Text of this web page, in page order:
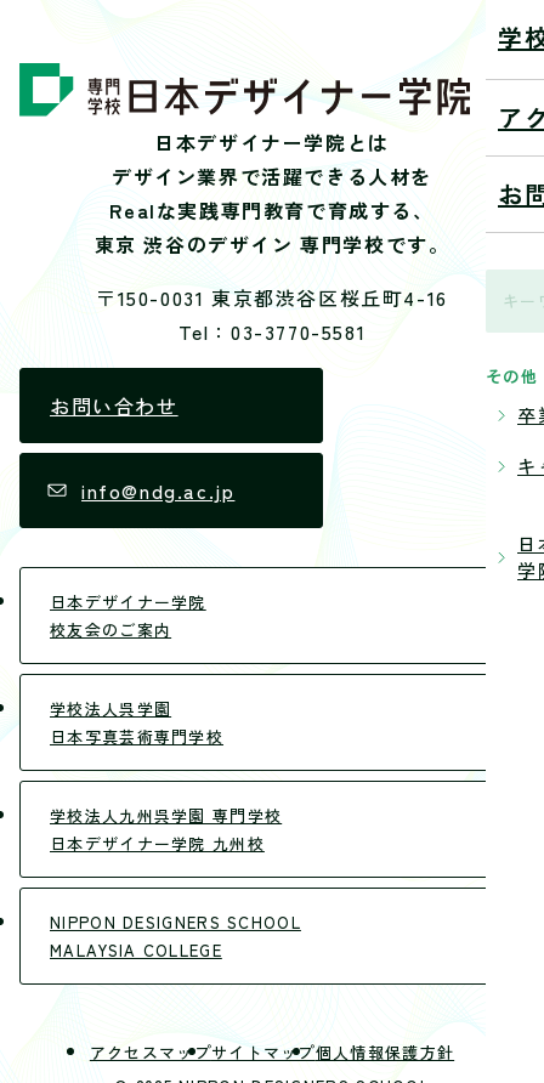
学
ア
お
その他
卒
キ
学
日本デザイナー学院とは
デザイン業界で活躍できる人材を
Realな実践専門教育で育成する、
東京 渋谷のデザイン 専門学校です。
〒150-0031 東京都渋谷区桜丘町4-16
Tel：03-3770-5581
お問い合わせ
info@ndg.ac.jp
日本デザイナー学院
校友会のご案内
学校法人呉学園
日本写真芸術専門学校
学校法人九州呉学園 専門学校
日本デザイナー学院 九州校
NIPPON DESIGNERS SCHOOL
MALAYSIA COLLEGE
アクセスマップサイトマップ個人情報保護方針